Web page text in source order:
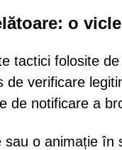
o
tactici folosite
de verificare
de notificare a
o animație în